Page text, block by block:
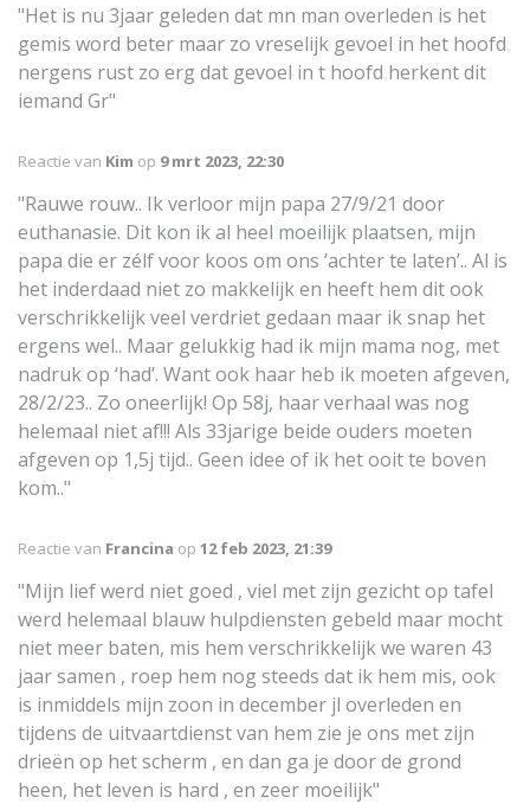
"Het is nu 3jaar geleden dat mn man overleden is het
gemis word beter maar zo vreselijk gevoel in het hoofd
nergens rust zo erg dat gevoel in t hoofd herkent dit
iemand Gr"
Reactie van Kim op 9 mrt 2023, 22:30
"Rauwe rouw.. Ik verloor mijn papa 27/9/21 door
euthanasie. Dit kon ik al heel moeilijk plaatsen, mijn
papa die er zélf voor koos om ons ‘achter te laten’.. Al is
het inderdaad niet zo makkelijk en heeft hem dit ook
verschrikkelijk veel verdriet gedaan maar ik snap het
ergens wel.. Maar gelukkig had ik mijn mama nog, met
nadruk op ‘had’. Want ook haar heb ik moeten afgeven,
28/2/23.. Zo oneerlijk! Op 58j, haar verhaal was nog
helemaal niet af!!! Als 33jarige beide ouders moeten
afgeven op 1,5j tijd.. Geen idee of ik het ooit te boven
kom.."
Reactie van Francina op 12 feb 2023, 21:39
"Mijn lief werd niet goed , viel met zijn gezicht op tafel
werd helemaal blauw hulpdiensten gebeld maar mocht
niet meer baten, mis hem verschrikkelijk we waren 43
jaar samen , roep hem nog steeds dat ik hem mis, ook
is inmiddels mijn zoon in december jl overleden en
tijdens de uitvaartdienst van hem zie je ons met zijn
drieën op het scherm , en dan ga je door de grond
heen, het leven is hard , en zeer moeilijk"